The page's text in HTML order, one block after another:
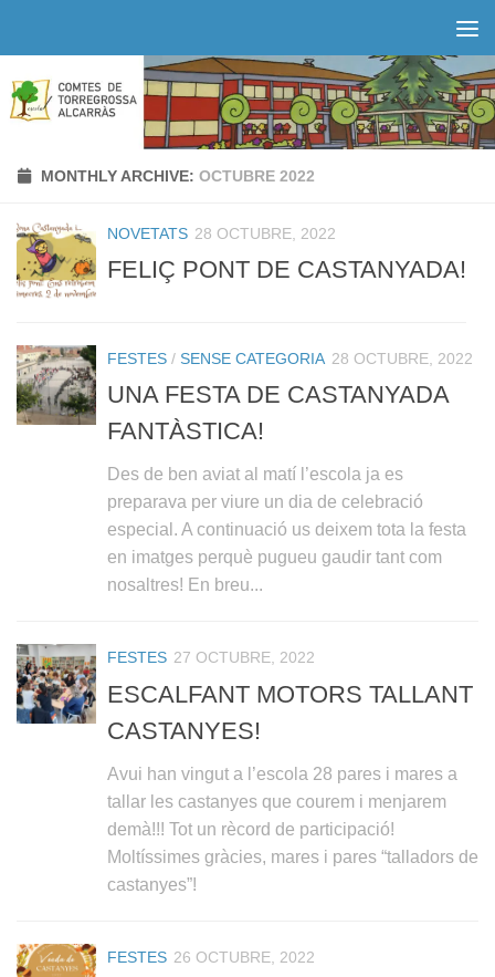
MONTHLY ARCHIVE: OCTUBRE 2022
NOVETATS 28 OCTUBRE, 2022
FELIÇ PONT DE CASTANYADA!
FESTES / SENSE CATEGORIA 28 OCTUBRE, 2022
UNA FESTA DE CASTANYADA
FANTÀSTICA!
Des de ben aviat al matí l’escola ja es
preparava per viure un dia de celebració
especial. A continuació us deixem tota la festa
en imatges perquè pugueu gaudir tant com
nosaltres! En breu...
FESTES 27 OCTUBRE, 2022
ESCALFANT MOTORS TALLANT
CASTANYES!
Avui han vingut a l’escola 28 pares i mares a
tallar les castanyes que courem i menjarem
demà!!! Tot un rècord de participació!
Moltíssimes gràcies, mares i pares “talladors de
castanyes”!
FESTES 26 OCTUBRE, 2022